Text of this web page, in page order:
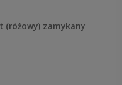
(różowy) zamykany